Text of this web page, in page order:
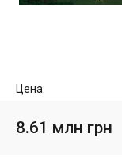
Цена:
8.61 млн грн